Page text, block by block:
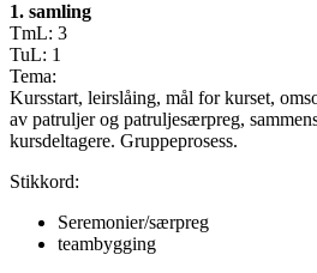
1. samling
TmL: 3
TuL: 1
Tema:
Kursstart, leirslåing, mål for kurset,
av patruljer og patruljesærpreg,
kursdeltagere. Gruppeprosess.
Stikkord:
Seremonier/særpreg
teambygging